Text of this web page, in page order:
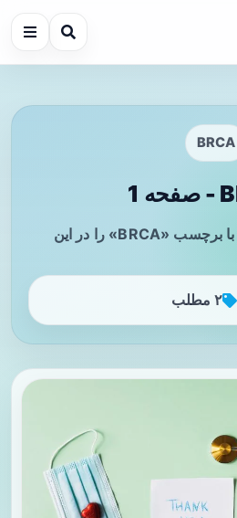
BRCA
تازه‌ترین مطالب مرتبط با برچسب «BRCA» را در این
۲ مطلب